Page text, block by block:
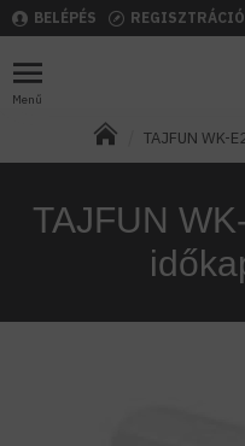
BELÉPÉS REGISZTRÁCIÓ
TAJFUN WK-
TAJFUN